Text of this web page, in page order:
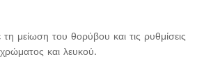
μείωση του θορύβου και τις ρυθμίσεις
και λευκού.